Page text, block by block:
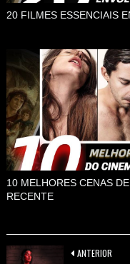
20 FILMES ESSENCIAIS
10 MELHORES CENAS
RECENTE
ANTERIOR